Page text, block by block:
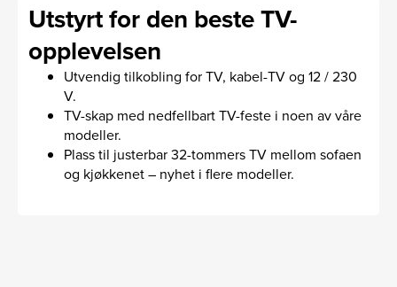
Utstyrt for den beste TV-
opplevelsen
Utvendig tilkobling for TV, kabel-TV og 12 / 230
V.
TV-skap med nedfellbart TV-feste i noen av våre
modeller.
Plass til justerbar 32-tommers TV mellom sofaen
og kjøkkenet – nyhet i flere modeller.